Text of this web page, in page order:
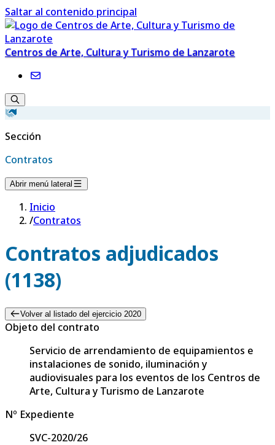
Saltar al contenido principal
Centros de Arte, Cultura y Turismo de Lanzarote
Sección
Contratos
Abrir menú lateral
Inicio
/Contratos
Contratos adjudicados
(1138)
Volver al listado del ejercicio 2020
Objeto del contrato
Servicio de arrendamiento de equipamientos e
instalaciones de sonido, iluminación y
audiovisuales para los eventos de los Centros de
Arte, Cultura y Turismo de Lanzarote
Nº Expediente
SVC-2020/26